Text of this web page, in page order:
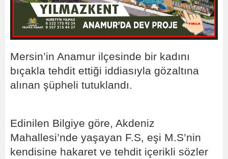
Mersin’in Anamur ilçesinde bir kadını
bıçakla tehdit ettiği iddiasıyla gözaltına
alınan şüpheli tutuklandı.
Edinilen Bilgiye göre, Akdeniz
Mahallesi’nde yaşayan F.S, eşi M.S’nin
kendisine hakaret ve tehdit içerikli sözler